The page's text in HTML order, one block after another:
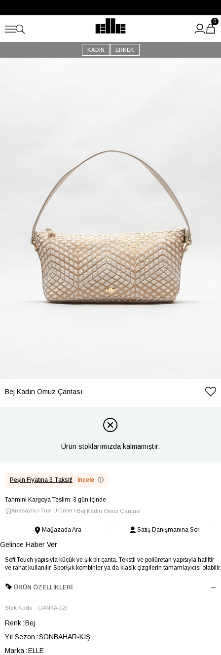
Kargo Ücretsiz!
KADIN ERKEK
0
Bej Kadın Omuz Çantası
Ürün stoklarımızda kalmamıştır.
Peşin Fiyatına 3 Taksit! · İncele ⓘ
Tahmini Kargoya Teslim: 3 gün içinde
Anasayfa Tüm Ürünler Bej Kadın Omuz Çantası
Mağazada Ara Satış Danışmanına Sor
Gelince Haber Ver
Soft Touch yapısıyla küçük ve şık bir çanta. Tekstil ve poliüretan yapısıyla hafiftir
ve rahat kullanılır. Spor/şık kombinler ya da klasik çizgilerin tamamlayıcısı olabilir.
ÜRÜN ÖZELLIKLERI
Stok Kodu (JANKA-12)
Renk Bej
Yıl Sezon SONBAHAR-KIŞ
Marka ELLE